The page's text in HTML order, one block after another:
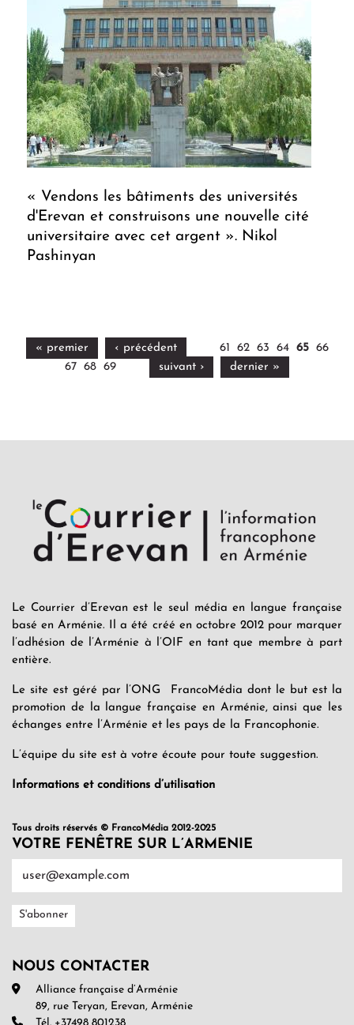
« Vendons les bâtiments des universités
d'Erevan et construisons une nouvelle cité
universitaire avec cet argent ». Nikol
Pashinyan
« premier ‹ précédent 61 62 63 64 65
66
67 68 69 suivant › dernier »
Le Courrier d’Erevan est le seul média en langue française
basé en Arménie. Il a été créé en octobre 2012 pour marquer
l’adhésion de l’Arménie à l’OIF en tant que membre à part
entière.
Le site est géré par l’ONG FrancoMédia dont le but est la
promotion de la langue française en Arménie, ainsi que les
échanges entre l’Arménie et les pays de la Francophonie.
L’équipe du site est à votre écoute pour toute suggestion.
Informations et conditions d’utilisation
Tous droits réservés © FrancoMédia 2012-2025
VOTRE FENÊTRE SUR L’ARMENIE
NOUS CONTACTER
Alliance française d’Arménie
89, rue Teryan, Erevan, Arménie